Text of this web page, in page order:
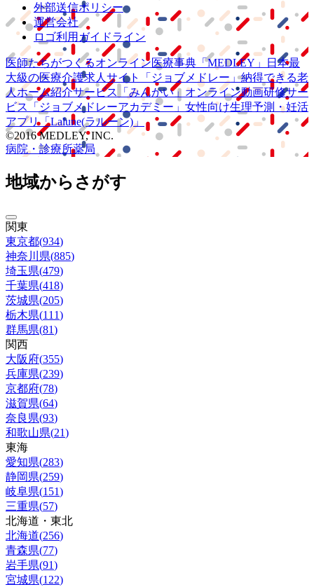
外部送信ポリシー
運営会社
ロゴ利用ガイドライン
医師たちがつくるオンライン医療事典 「MEDLEY」
日本最
大級の医療介護求人サイト 「ジョブメドレー」納得できる老
人ホーム紹介サービス
「みんかい」 オンライン動画研修サー
ビス
「ジョブメドレーアカデミー」 女性向け生理予測・妊活
アプリ「Lalune(ラルーン)」
©2016 MEDLEY, INC.
病院・診療所薬局
地域からさがす
関東
東京都(934)
神奈川県(885)
埼玉県(479)
千葉県(418)
茨城県(205)
栃木県(111)
群馬県(81)
関西
大阪府(355)
兵庫県(239)
京都府(78)
滋賀県(64)
奈良県(93)
和歌山県(21)
東海
愛知県(283)
静岡県(259)
岐阜県(151)
三重県(57)
北海道・東北
北海道(256)
青森県(77)
岩手県(91)
宮城県(122)